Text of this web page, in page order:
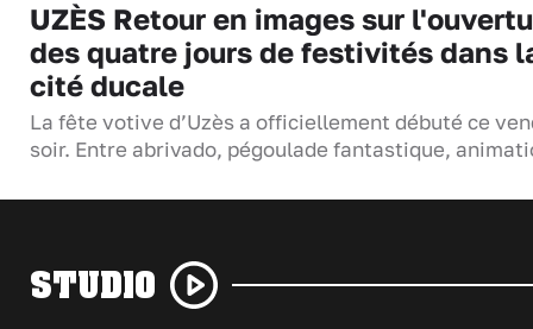
UZÈS Retour en images sur
des quatre jours de festivités dans
cité ducale
La fête votive d’Uzès a officiellement débuté ce
soir. Entre abrivado, pégoulade fantastique,
STUDIO